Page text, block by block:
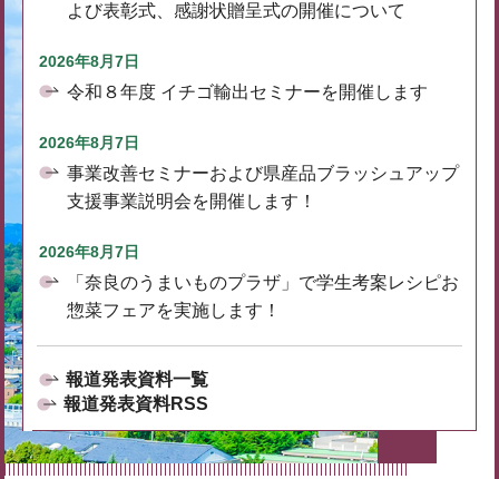
よび表彰式、感謝状贈呈式の開催について
2026年8月7日
令和８年度 イチゴ輸出セミナーを開催します
2026年8月7日
事業改善セミナーおよび県産品ブラッシュアップ
支援事業説明会を開催します！
2026年8月7日
「奈良のうまいものプラザ」で学生考案レシピお
惣菜フェアを実施します！
報道発表資料一覧
報道発表資料RSS